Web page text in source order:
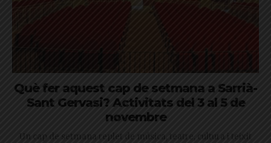
Què fer aquest cap de setmana a Sarrià-
Sant Gervasi? Activitats del 3 al 5 de
novembre
Un cap de setmana replet de música, teatre, cultura i teixit